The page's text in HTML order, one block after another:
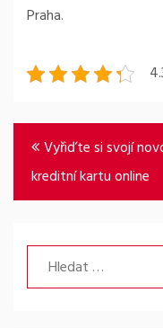
Praha.
Navigace
pro
příspěvek
Vyřiďte si svojí
kreditní kartu online
Vyhledávání